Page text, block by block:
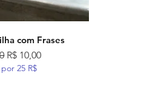
rápida
com Frases
Preço promocional
R$ 10,00
25 R$